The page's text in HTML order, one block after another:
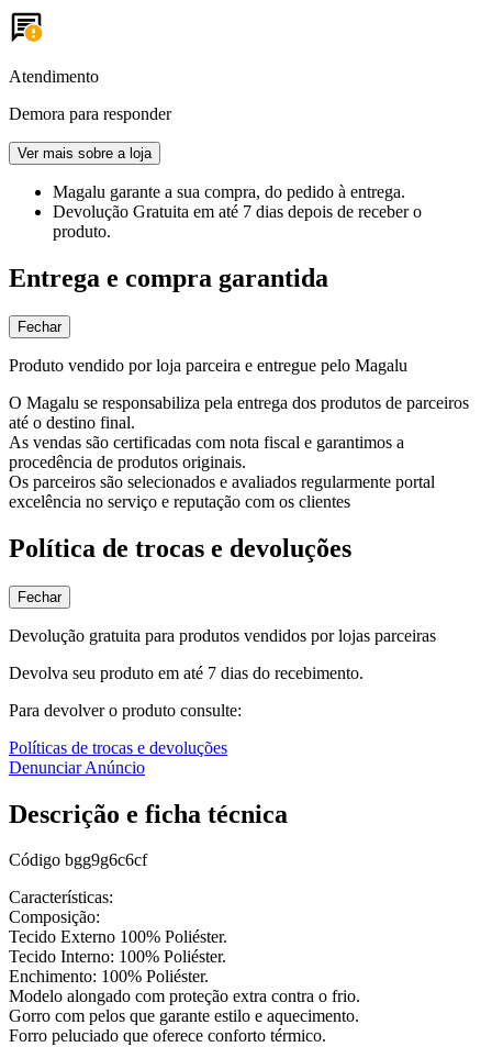
Atendimento
Demora para responder
Ver mais sobre a loja
Magalu garante a sua compra, do pedido à entrega.
Devolução Gratuita em até 7 dias depois de receber o
produto.
Entrega e compra garantida
Fechar
Produto vendido por loja parceira e entregue pelo Magalu
O Magalu se responsabiliza pela entrega dos produtos de parceiros
até o destino final.
As vendas são certificadas com nota fiscal e garantimos a
procedência de produtos originais.
Os parceiros são selecionados e avaliados regularmente portal
excelência no serviço e reputação com os clientes
Política de trocas e devoluções
Fechar
Devolução gratuita para produtos vendidos por lojas parceiras
Devolva seu produto em até 7 dias do recebimento.
Para devolver o produto consulte:
Políticas de trocas e devoluções
Denunciar Anúncio
Descrição e ficha técnica
Código bgg9g6c6cf
Características:
Composição:
Tecido Externo 100% Poliéster.
Tecido Interno: 100% Poliéster.
Enchimento: 100% Poliéster.
Modelo alongado com proteção extra contra o frio.
Gorro com pelos que garante estilo e aquecimento.
Forro peluciado que oferece conforto térmico.